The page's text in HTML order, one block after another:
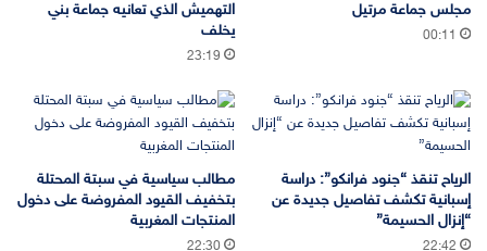
مجلس جماعة مرتيل
00:11
التهميش الذي تعانيه جماعة بني
يخلف
23:19
الرياح تنقذ “جنود فرانكو”: دراسة
إسبانية تكشف تفاصيل جديدة عن
“إنزال الحسيمة”
22:42
مطالب سياسية في سبتة المحتلة
بتخفيف القيود المفروضة على دخول
المنتجات المغربية
22:30